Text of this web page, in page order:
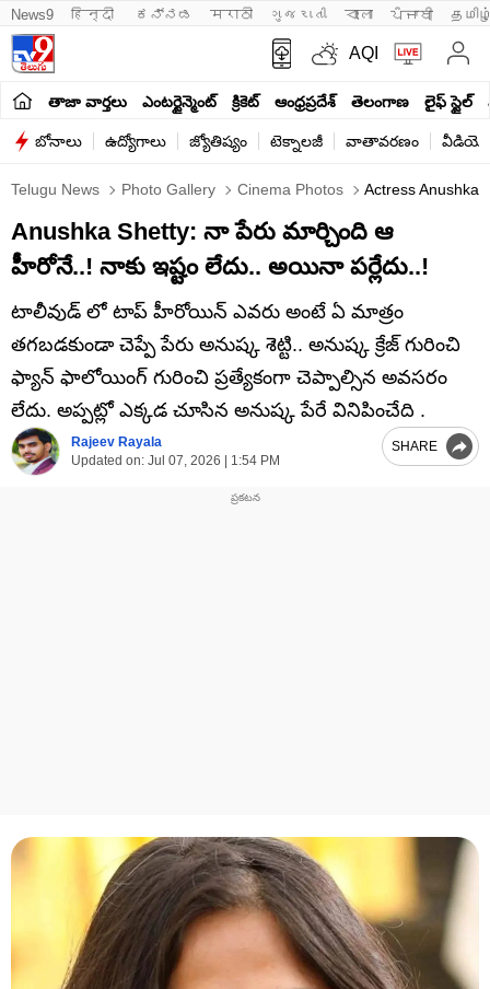
News9 हिन्दी ಕನ್ನಡ मराठी ગુજરાતી বাংলা ਪੰਜਾਬੀ
AQI
తాజా వార్తలు ఎంటర్టైన్మెంట్ క్రికెట్ ఆంధ్రప్రదేశ్ తెలంగాణ లైఫ్ స్టైల్
బోనాలు ఉద్యోగాలు జ్యోతిష్యం టెక్నాలజీ వాతావరణం
Telugu News Photo Gallery Cinema Photos Actress Anushka
Anushka Shetty: నా పేరు మార్చింది ఆ
హీరోనే..! నాకు ఇష్టం లేదు.. అయినా పర్లేదు..!
టాలీవుడ్ లో టాప్ హీరోయిన్ ఎవరు అంటే ఏ మాత్రం
తగబడకుండా చెప్పే పేరు అనుష్క శెట్టి.. అనుష్క క్రేజ్ గురించి
ఫ్యాన్ ఫాలోయింగ్ గురించి ప్రత్యేకంగా చెప్పాల్సిన అవసరం
లేదు. అప్పట్లో ఎక్కడ చూసిన అనుష్క పేరే వినిపించేది .
Rajeev Rayala
Updated on: Jul 07, 2026 | 1:54 PM
SHARE